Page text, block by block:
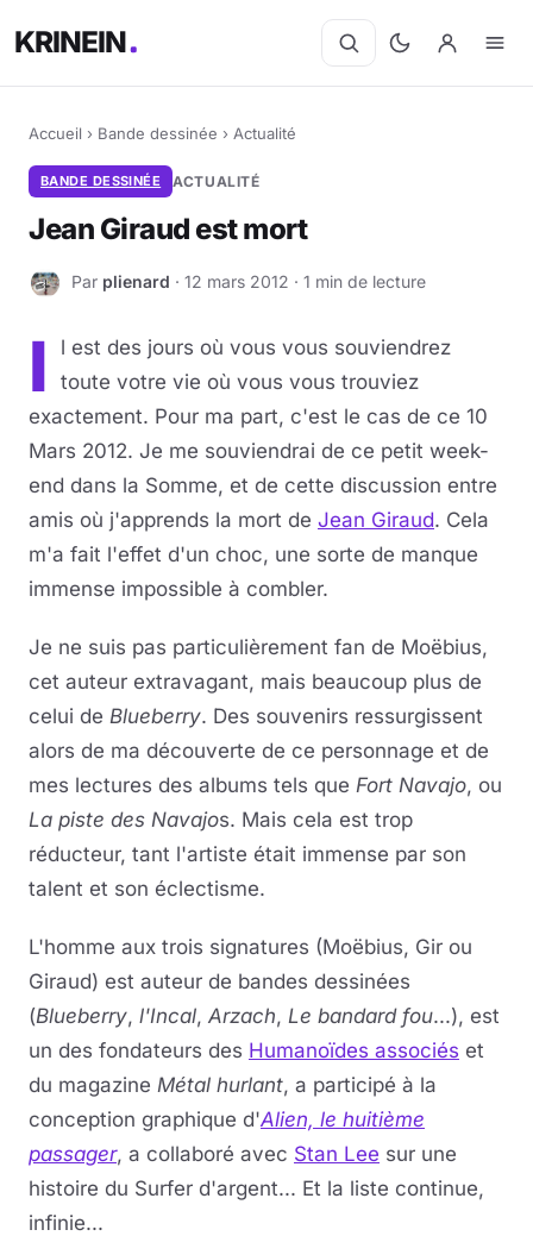
KRINEIN
Accueil › Bande dessinée › Actualité
BANDE DESSINÉE ACTUALITÉ
Jean Giraud est mort
P Par plienard · 12 mars 2012 · 1 min de lecture
I
l est des jours où vous vous souviendrez
toute votre vie où vous vous trouviez
exactement. Pour ma part, c'est le cas de ce 10
Mars 2012. Je me souviendrai de ce petit week-
end dans la Somme, et de cette discussion entre
amis où j'apprends la mort de Jean Giraud. Cela
m'a fait l'effet d'un choc, une sorte de manque
immense impossible à combler.
Je ne suis pas particulièrement fan de Moëbius,
cet auteur extravagant, mais beaucoup plus de
celui de Blueberry. Des souvenirs ressurgissent
alors de ma découverte de ce personnage et de
mes lectures des albums tels que Fort Navajo, ou
La piste des Navajos. Mais cela est trop
réducteur, tant l'artiste était immense par son
talent et son éclectisme.
L'homme aux trois signatures (Moëbius, Gir ou
Giraud) est auteur de bandes dessinées
(Blueberry, l'Incal, Arzach, Le bandard fou...), est
un des fondateurs des Humanoïdes associés et
du magazine Métal hurlant, a participé à la
conception graphique d'Alien, le huitième
passager, a collaboré avec Stan Lee sur une
histoire du Surfer d'argent... Et la liste continue,
infinie...